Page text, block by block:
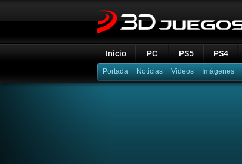
Inicio PC PS5 PS4
Portada Noticias Videos Imágenes